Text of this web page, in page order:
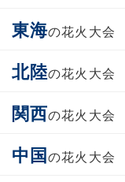
東海の花火大会
北陸の花火大会
関西の花火大会
中国の花火大会